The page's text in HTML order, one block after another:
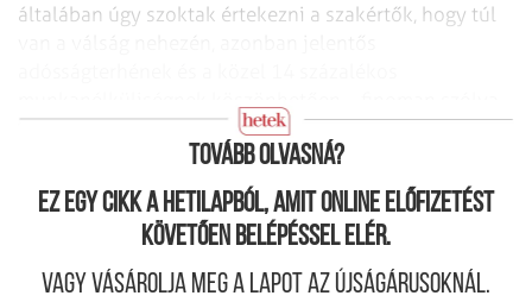
általában úgy szoktak értekezni a szakértők, hogy túl
is – csak borús kilátásokkal rendelkezik.
Tovább olvasná?
Ez egy cikk a hetilapból, amit online előfizetést
követően belépéssel elér.
Vagy vásárolja meg a lapot az újságárusoknál.